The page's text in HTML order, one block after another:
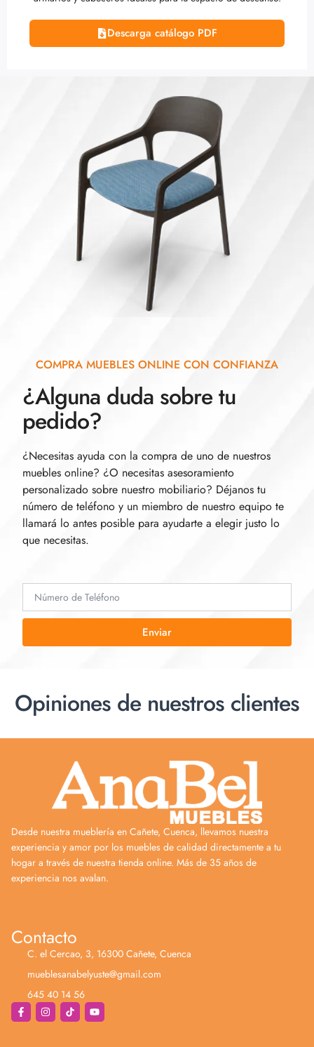
Descarga catálogo PDF
COMPRA MUEBLES ONLINE CON CONFIANZA
¿Alguna duda sobre tu
pedido?
¿Necesitas ayuda con la compra de uno de nuestros
muebles online? ¿O necesitas asesoramiento
personalizado sobre nuestro mobiliario? Déjanos tu
número de teléfono y un miembro de nuestro equipo te
llamará lo antes posible para ayudarte a elegir justo lo
que necesitas.
Enviar
Opiniones de nuestros clientes
Desde nuestra mueblería en Cañete, Cuenca, llevamos nuestra
experiencia y amor por los muebles de calidad directamente a tu
hogar a través de nuestra tienda online. Más de 35 años de
experiencia nos avalan.
Contacto
C. el Cercao, 3, 16300 Cañete, Cuenca
mueblesanabelyuste@gmail.com
645 40 14 56